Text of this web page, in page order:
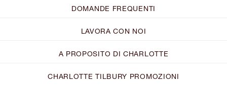
DOMANDE FREQUENTI
LAVORA CON NOI
A PROPOSITO DI CHARLOTTE
CHARLOTTE TILBURY PROMOZIONI